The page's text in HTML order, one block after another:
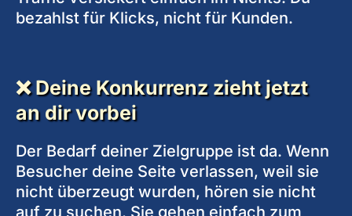
bezahlst für Klicks, nicht für Kunden.
❌ Deine Konkurrenz zieht jetzt
an dir vorbei
Der Bedarf deiner Zielgruppe ist da. Wenn
Besucher deine Seite verlassen, weil sie
nicht überzeugt wurden, hören sie nicht
auf zu suchen. Sie gehen einfach zum